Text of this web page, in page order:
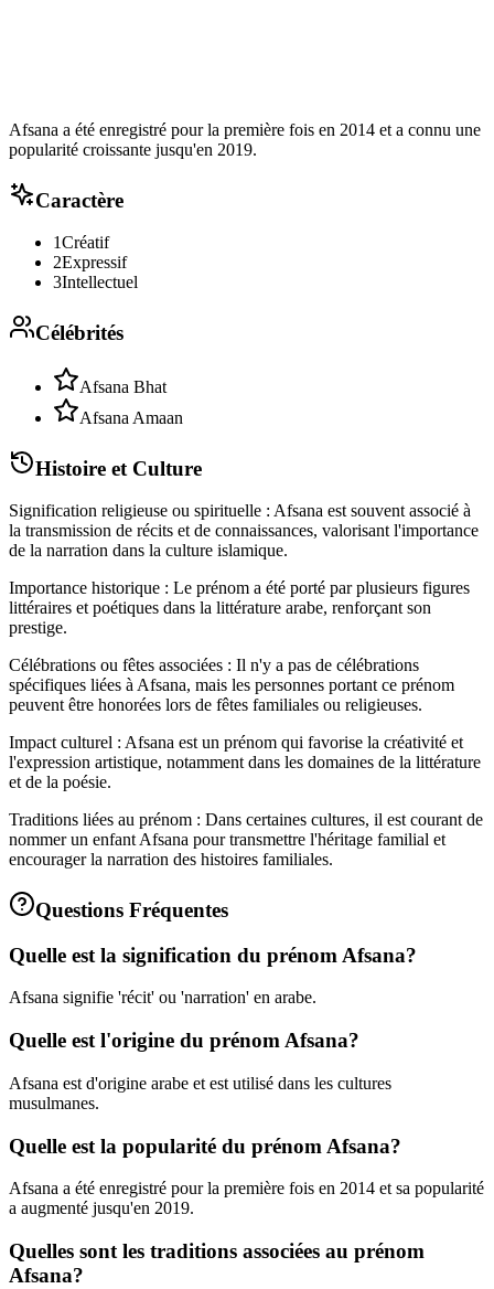
Afsana a été enregistré pour la première fois en 2014 et a connu une
popularité croissante jusqu'en 2019.
Caractère
1Créatif
2Expressif
3Intellectuel
Célébrités
Afsana Bhat
Afsana Amaan
Histoire et Culture
Signification religieuse ou spirituelle : Afsana est souvent associé à
la transmission de récits et de connaissances, valorisant l'importance
de la narration dans la culture islamique.
Importance historique : Le prénom a été porté par plusieurs figures
littéraires et poétiques dans la littérature arabe, renforçant son
prestige.
Célébrations ou fêtes associées : Il n'y a pas de célébrations
spécifiques liées à Afsana, mais les personnes portant ce prénom
peuvent être honorées lors de fêtes familiales ou religieuses.
Impact culturel : Afsana est un prénom qui favorise la créativité et
l'expression artistique, notamment dans les domaines de la littérature
et de la poésie.
Traditions liées au prénom : Dans certaines cultures, il est courant de
nommer un enfant Afsana pour transmettre l'héritage familial et
encourager la narration des histoires familiales.
Questions Fréquentes
Quelle est la signification du prénom Afsana?
Afsana signifie 'récit' ou 'narration' en arabe.
Quelle est l'origine du prénom Afsana?
Afsana est d'origine arabe et est utilisé dans les cultures
musulmanes.
Quelle est la popularité du prénom Afsana?
Afsana a été enregistré pour la première fois en 2014 et sa popularité
a augmenté jusqu'en 2019.
Quelles sont les traditions associées au prénom
Afsana?